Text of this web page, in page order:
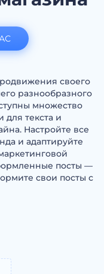
своего
разнообразного
множество
текста и
Настройте все
и адаптируйте
посты —
свои посты с